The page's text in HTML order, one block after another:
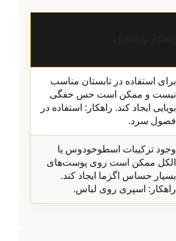
برای استفاده در تابستان مناسب
نیست و ممکن است حس خفگی
بویایی ایجاد کند. راهکار: استفاده در
فصول سرد.
وجود ترکیبات اسطوخودوس یا
الکل ممکن است روی پوست‌های
بسیار حساس اگزما ایجاد کند.
راهکار: اسپری روی لباس.